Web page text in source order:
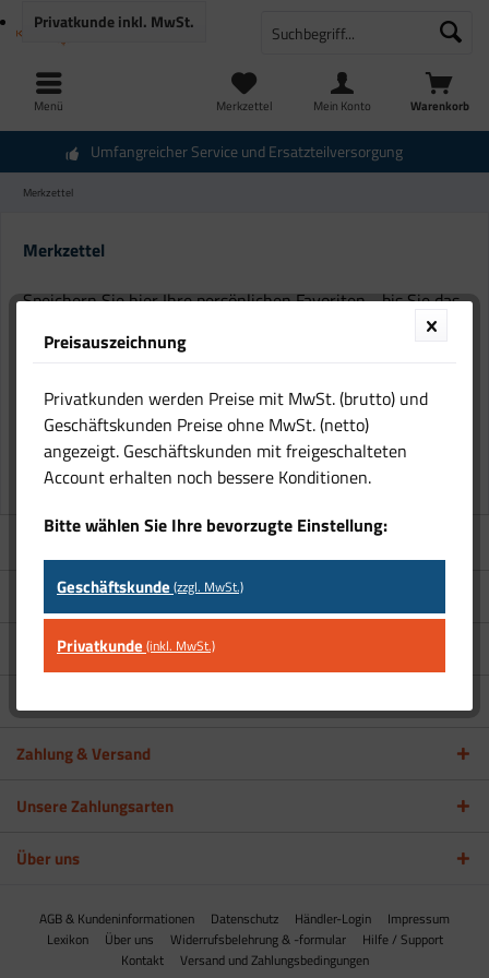
Umfangreicher Service und Ersatzteilversorgung
Warenkorb
Merkzettel Mein Konto
Privatkundeinkl. MwSt.
Menü
Merkzettel
Merkzettel
Speichern Sie hier Ihre persönlichen Favoriten - bis Sie das
und KK-Klimaanlagen.com speichert für Sie automatisch
Ihre persönliche Merkliste. So können Sie bequem bei
einem späteren Besuch Ihre vorgemerkten Artikel wieder
abrufen.
Kontakt
Shop Service
Zahlung & Versand
Unsere Zahlungsarten
Über uns
AGB & Kundeninformationen Datenschutz Händler-Login
Impressum
Lexikon
Über uns Widerrufsbelehrung & -formular
Hilfe / Support
Kontakt
Versand und Zahlungsbedingungen
Preisauszeichnung
Privatkunden werden Preise mit MwSt. (brutto) und
Geschäftskunden Preise ohne MwSt. (netto)
angezeigt. Geschäftskunden mit freigeschalteten
Account erhalten noch bessere Konditionen.
Bitte wählen Sie Ihre bevorzugte Einstellung:
Geschäftskunde (zzgl. MwSt.)
Privatkunde (inkl. MwSt.)